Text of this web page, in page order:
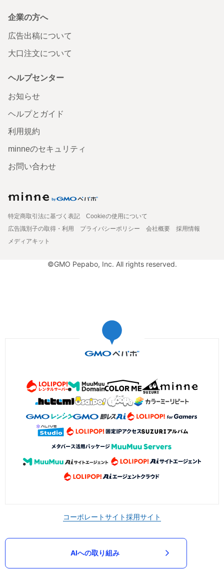
企業の方へ
広告出稿について
大口注文について
ヘルプセンター
お知らせ
ヘルプとガイド
利用規約
minneのセキュリティ
お問い合わせ
特定商取引法に基づく表記
Cookieの使用について
広告識別子の取得・利用
プライバシーポリシー 会社概要
採用情報
メディアキット
©GMO Pepabo, Inc. All rights reserved.
コーポレートサイト採用サイト
AIへの取り組み